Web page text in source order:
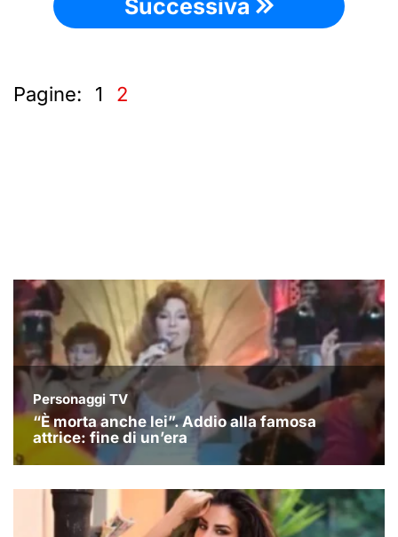
Successiva
Pagine: 1 2